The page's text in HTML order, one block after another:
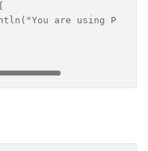
are using